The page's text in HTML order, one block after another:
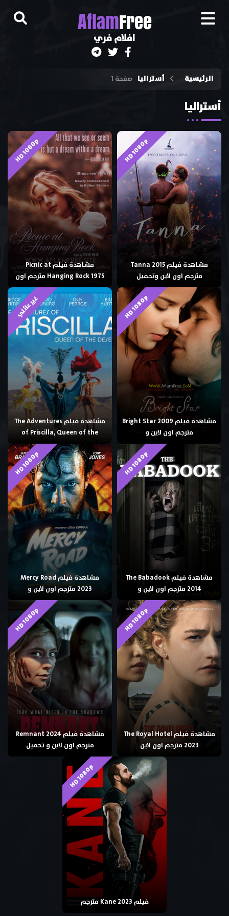
AflamFree
افلام فري
الرئيسية أستراليا صفحة 1
أستراليا
HD 1080p
مشاهدة فيلم Tanna 2015
مترجم اون لاين وتحميل
HD 1080p
مشاهدة فيلم Picnic at
Hanging Rock 1975 مترجم اون
HD 1080p
مشاهدة فيلم Bright Star 2009
مترجم اون لاين و
غير عائلي
مشاهدة فيلم The Adventures
of Priscilla, Queen of the
HD 1080p
مشاهدة فيلم The Babadook
2014 مترجم اون لاين و
HD 1080p
مشاهدة فيلم Mercy Road
2023 مترجم اون لاين و
HD 1080p
مشاهدة فيلم The Royal Hotel
2023 مترجم اون لاين
HD 1080p
مشاهدة فيلم Remnant 2024
مترجم اون لاين و تحميل
HD 1080p
فيلم Kane 2023 مترجم